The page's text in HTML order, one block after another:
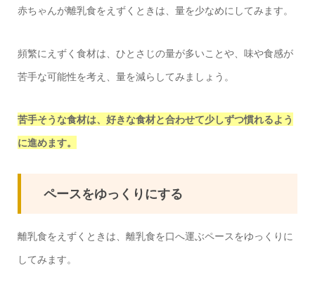
赤ちゃんが離乳食をえずくときは、量を少なめにしてみます。
頻繁にえずく食材は、ひとさじの量が多いことや、味や食感が
苦手な可能性を考え、量を減らしてみましょう。
苦手そうな食材は、好きな食材と合わせて少しずつ慣れるよう
に進めます。
ペースをゆっくりにする
離乳食をえずくときは、離乳食を口へ運ぶペースをゆっくりに
してみます。